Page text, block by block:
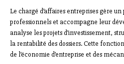
Le chargé d’affaires entreprises gère
professionnels et accompagne leur
analyse les projets d’investissement,
la rentabilité des dossiers. Cette
de l’économie d’entreprise et des